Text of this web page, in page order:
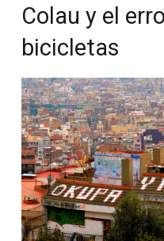
Colau y el
bicicletas